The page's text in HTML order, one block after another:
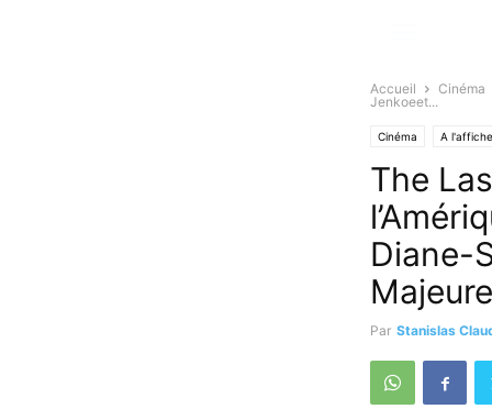
Accueil Cinéma
Jenkoeet...
Cinéma A l'affiche
The
Diane-
Par Stanislas